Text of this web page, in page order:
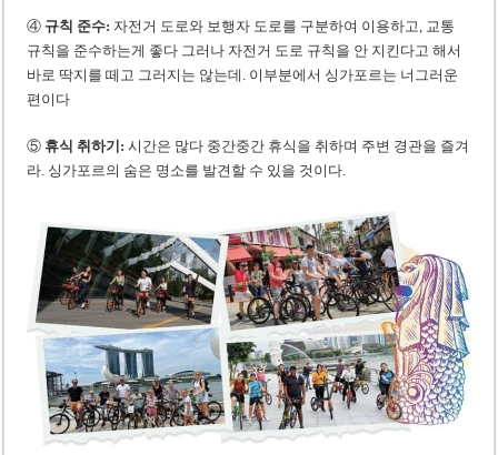
④ 규칙 준수: 자전거 도로와 보행자 도로를 구분하여 이용하고, 교통
규칙을 준수하는게 좋다 그러나 자전거 도로 규칙을 안 지킨다고 해서
바로 딱지를 떼고 그러지는 않는데. 이부분에서 싱가포르는 너그러운
편이다
⑤ 휴식 취하기: 시간은 많다 중간중간 휴식을 취하며 주변 경관을 즐겨
라. 싱가포르의 숨은 명소를 발견할 수 있을 것이다.